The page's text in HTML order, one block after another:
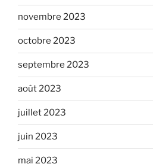
novembre 2023
octobre 2023
septembre 2023
août 2023
juillet 2023
juin 2023
mai 2023